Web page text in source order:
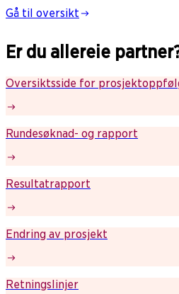
Gå til oversikt
Er du allereie
Oversiktsside for
Rundesøknad- og rapport
Resultatrapport
Endring av prosjekt
Retningslinjer